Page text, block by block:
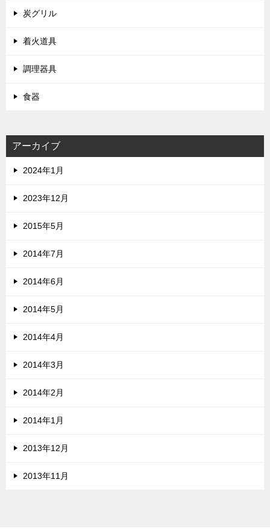
炭グリル
着火道具
調理器具
食器
アーカイブ
2024年1月
2023年12月
2015年5月
2014年7月
2014年6月
2014年5月
2014年4月
2014年3月
2014年2月
2014年1月
2013年12月
2013年11月